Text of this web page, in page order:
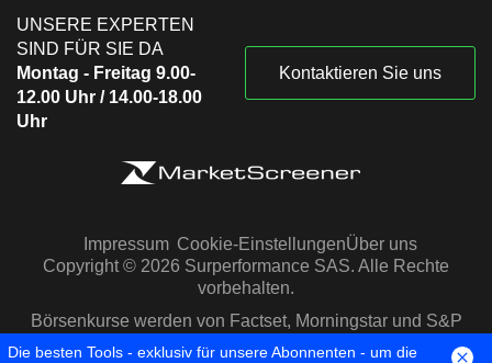
UNSERE EXPERTEN
SIND FÜR SIE DA
Montag - Freitag 9.00-
12.00 Uhr / 14.00-18.00
Uhr
Kontaktieren Sie uns
Impressum Cookie-EinstellungenÜber uns
Copyright © 2026 Surperformance SAS. Alle Rechte
vorbehalten.
Börsenkurse werden von Factset, Morningstar und S&P
Capital IQ zur Verfügung gestellt
Die besten Tools - exklusiv für unsere Abonnenten - um die